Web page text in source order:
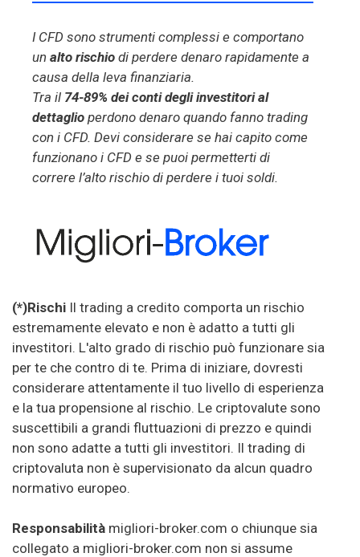
I CFD sono strumenti complessi e comportano
un alto rischio di perdere denaro rapidamente a
causa della leva finanziaria.
Tra il 74-89% dei conti degli investitori al
dettaglio perdono denaro quando fanno trading
con i CFD. Devi considerare se hai capito come
funzionano i CFD e se puoi permetterti di
correre l’alto rischio di perdere i tuoi soldi.
(*)Rischi Il trading a credito comporta un rischio
estremamente elevato e non è adatto a tutti gli
investitori. L'alto grado di rischio può funzionare sia
per te che contro di te. Prima di iniziare, dovresti
considerare attentamente il tuo livello di esperienza
e la tua propensione al rischio. Le criptovalute sono
suscettibili a grandi fluttuazioni di prezzo e quindi
non sono adatte a tutti gli investitori. Il trading di
criptovaluta non è supervisionato da alcun quadro
normativo europeo.
Responsabilità migliori-broker.com o chiunque sia
collegato a migliori-broker.com non si assume